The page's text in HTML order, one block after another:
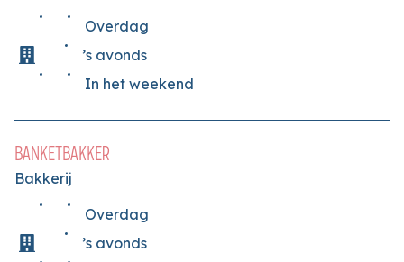
Overdag
’s avonds
In het weekend
BANKETBAKKER
Bakkerij
Overdag
’s avonds